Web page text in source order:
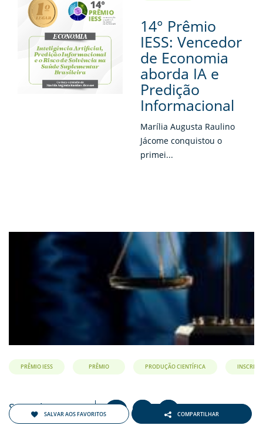
14° Prêmio
IESS: Vencedor
de Economia
aborda IA e
Predição
Informacional
Marília Augusta Raulino
Jácome conquistou o
primei...
PRÊMIO IESS PRÊMIO PRODUÇÃO CIENTÍFICA
Setembro 2018
SALVAR AOS FAVORITOS COMPARTILHAR